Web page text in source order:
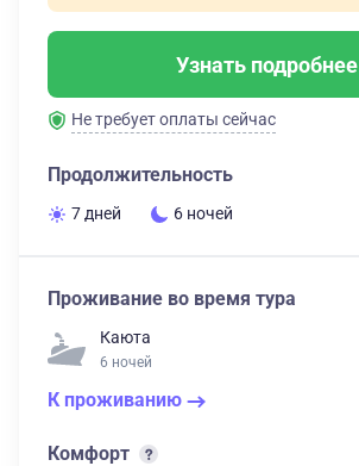
Узнать подробнее
Не требует оплаты сейчас
Продолжительность
7 дней 6 ночей
Проживание во время тура
Каюта
6 ночей
К проживанию
Комфорт